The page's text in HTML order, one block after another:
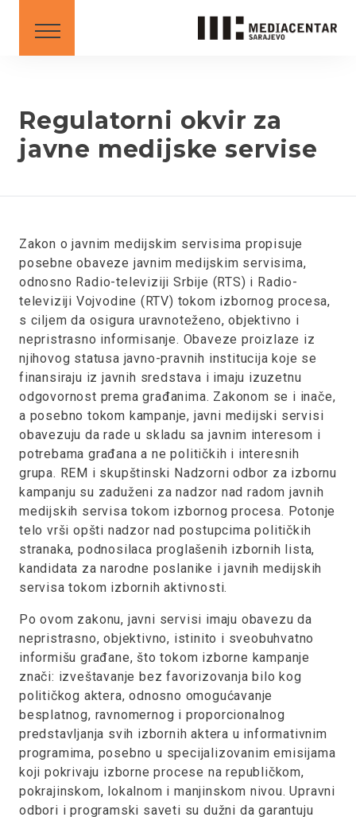
Regulatorni okvir za
javne medijske servise
Zakon o javnim medijskim servisima propisuje
posebne obaveze javnim medijskim servisima,
odnosno Radio-televiziji Srbije (RTS) i Radio-
televiziji Vojvodine (RTV) tokom izbornog procesa,
s ciljem da osigura uravnoteženo, objektivno i
nepristrasno informisanje. Obaveze proizlaze iz
njihovog statusa javno-pravnih institucija koje se
finansiraju iz javnih sredstava i imaju izuzetnu
odgovornost prema građanima. Zakonom se i inače,
a posebno tokom kampanje, javni medijski servisi
obavezuju da rade u skladu sa javnim interesom i
potrebama građana a ne političkih i interesnih
grupa. REM i skupštinski Nadzorni odbor za izbornu
kampanju su zaduženi za nadzor nad radom javnih
medijskih servisa tokom izbornog procesa. Potonje
telo vrši opšti nadzor nad postupcima političkih
stranaka, podnosilaca proglašenih izbornih lista,
kandidata za narodne poslanike i javnih medijskih
servisa tokom izbornih aktivnosti.
Po ovom zakonu, javni servisi imaju obavezu da
nepristrasno, objektivno, istinito i sveobuhvatno
informišu građane, što tokom izborne kampanje
znači: izveštavanje bez favorizovanja bilo kog
političkog aktera, odnosno omogućavanje
besplatnog, ravnomernog i proporcionalnog
predstavljanja svih izbornih aktera u informativnim
programima, posebno u specijalizovanim emisijama
koji pokrivaju izborne procese na republičkom,
pokrajinskom, lokalnom i manjinskom nivou. Upravni
odbori i programski saveti su dužni da garantuju